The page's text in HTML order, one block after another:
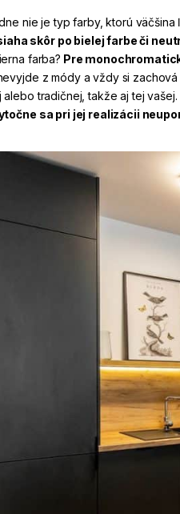
nie je typ farby, ktorú
skôr po bielej farbe či
farba? Pre
z módy a vždy si
tradičnej, takže aj tej vašej.
sa pri jej realizácii